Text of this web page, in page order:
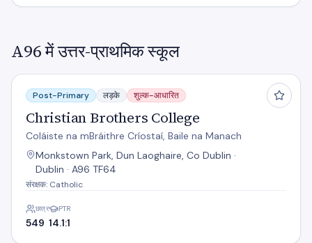
A96 में उत्तर-प्राथमिक स्कूल
Christian Brothers College
Post-Primary लड़के शुल्क-आधारित
Christian Brothers College
Coláiste na mBráithre Críostaí, Baile na Manach
Monkstown Park, Dun Laoghaire, Co Dublin ·
Dublin · A96 TF64
संरक्षक: Catholic
छात्र
549
PTR
14.1:1